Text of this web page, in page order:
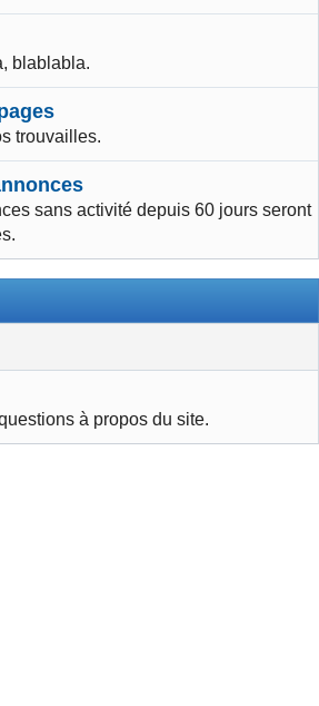
blablabla.
trouvailles.
sans activité depuis 60 jours seront
à propos du site.